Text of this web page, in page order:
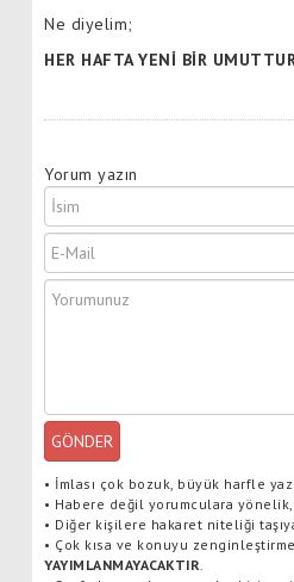
Ne diyelim;
HER HAFTA YENİ BİR
Yorum yazın
GÖNDER
• İmlası çok bozuk, büyük harfle
• Habere değil yorumculara yönelik,
• Diğer kişilere hakaret niteliği
• Çok kısa ve konuyu
YAYIMLANMAYACAKTIR